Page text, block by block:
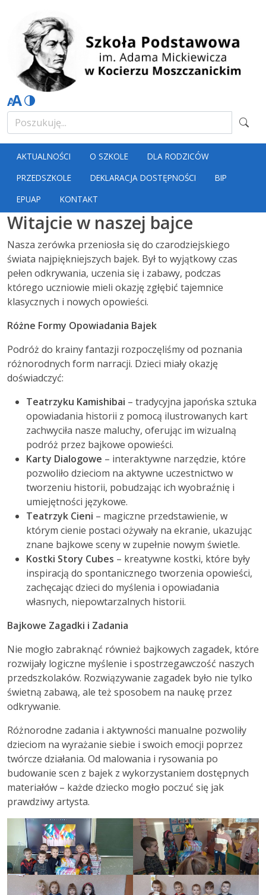
AKTUALNOŚCI O SZKOLE
DLA RODZICÓW
PRZEDSZKOLE
DEKLARACJA DOSTĘPNOŚCI
BIP
EPUAP
KONTAKT
Witajcie w naszej bajce
Nasza zerówka przeniosła się do czarodziejskiego
świata najpiękniejszych bajek. Był to wyjątkowy czas
pełen odkrywania, uczenia się i zabawy, podczas
którego uczniowie mieli okazję zgłębić tajemnice
klasycznych i nowych opowieści.
Różne Formy Opowiadania Bajek
Podróż do krainy fantazji rozpoczęliśmy od poznania
różnorodnych form narracji. Dzieci miały okazję
doświadczyć:
Teatrzyku Kamishibai – tradycyjna japońska sztuka
opowiadania historii z pomocą ilustrowanych kart
zachwyciła nasze maluchy, oferując im wizualną
podróż przez bajkowe opowieści.
Karty Dialogowe – interaktywne narzędzie, które
pozwoliło dzieciom na aktywne uczestnictwo w
tworzeniu historii, pobudzając ich wyobraźnię i
umiejętności językowe.
Teatrzyk Cieni – magiczne przedstawienie, w
którym cienie postaci ożywały na ekranie, ukazując
znane bajkowe sceny w zupełnie nowym świetle.
Kostki Story Cubes – kreatywne kostki, które były
inspiracją do spontanicznego tworzenia opowieści,
zachęcając dzieci do myślenia i opowiadania
własnych, niepowtarzalnych historii.
Bajkowe Zagadki i Zadania
Nie mogło zabraknąć również bajkowych zagadek, które
rozwijały logiczne myślenie i spostrzegawczość naszych
przedszkolaków. Rozwiązywanie zagadek było nie tylko
świetną zabawą, ale też sposobem na naukę przez
odkrywanie.
Różnorodne zadania i aktywności manualne pozwoliły
dzieciom na wyrażanie siebie i swoich emocji poprzez
twórcze działania. Od malowania i rysowania po
budowanie scen z bajek z wykorzystaniem dostępnych
materiałów – każde dziecko mogło poczuć się jak
prawdziwy artysta.